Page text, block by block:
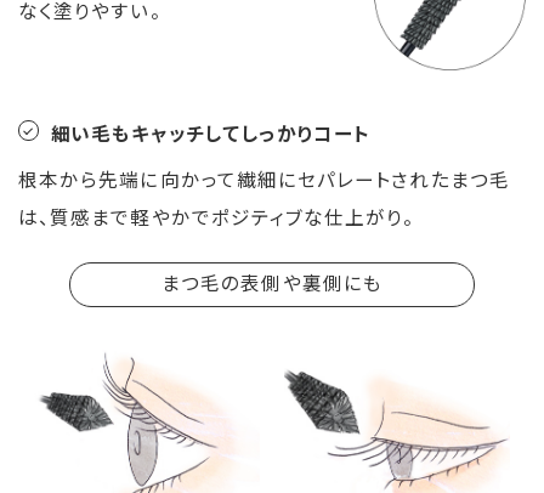
なく塗りやすい。
細い毛もキャッチしてしっかりコート
根本から先端に向かって繊細にセパレートされたまつ毛
は、質感まで軽やかでポジティブな仕上がり。
まつ毛の表側や裏側にも